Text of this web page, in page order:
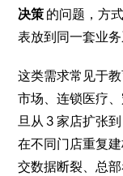
决策 的问题，方
表放到同一套业务
这类需求常见于
市场、连锁医疗
旦从 3 家店扩张
在不同门店重复
交数据断裂、总